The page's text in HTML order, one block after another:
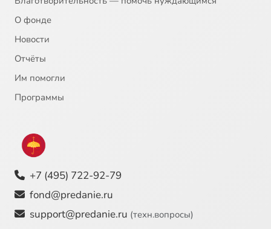
О фонде
Новости
Отчёты
Им помогли
Программы
+7 (495) 722-92-79
fond@predanie.ru
support@predanie.ru (техн.вопросы)